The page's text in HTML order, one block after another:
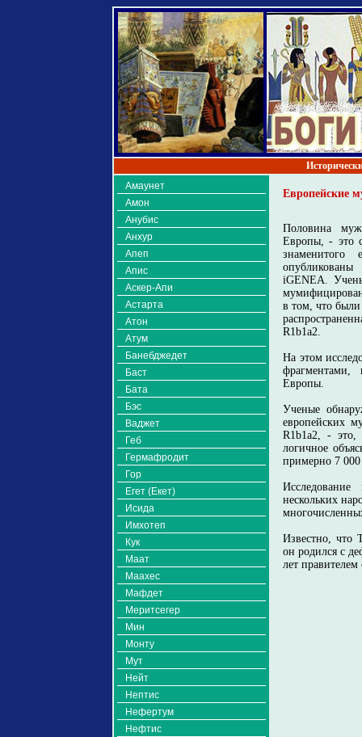
Амаунет
Амон
Анубис
Анхур
Апеп
Апис
Аскер-Апи
Астарта
Атон
Атум
Банебджедет
Баст
Бата
Бэс
Ваджет
Геб
Гермафродит
Гор
Егет (Екет)
Исида
Имхотеп
Кук
Маат
Маахес
Мафдет
Меритсегер
Мин
Монту
Мут
Нейт
Нептис
Нефертум
Нефтис
Европейские
Половина
Европы, - это
знаменитого
опубликованы
iGENEA.
в том, что
R1b1a2.
На этом
Европы.
Ученые
европейских
R1b1a2, - это,
логичное
примерно 7 000
нескольких
Известно, что
он родился с
лет